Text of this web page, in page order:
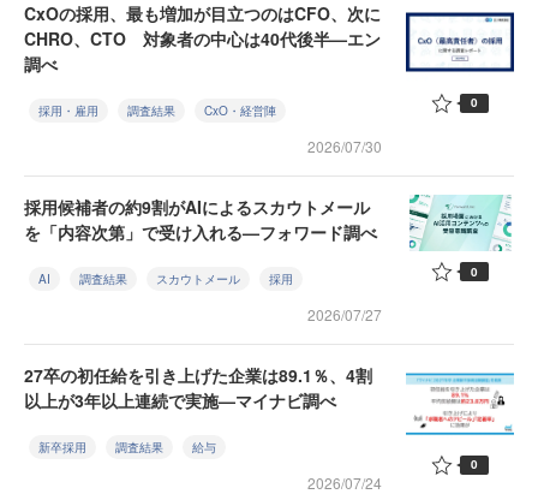
CxOの採用、最も増加が目立つのはCFO、次に
CHRO、CTO 対象者の中心は40代後半—エン
調べ
採用・雇用 調査結果 CxO・経営陣
2026/07/30
0
採用候補者の約9割がAIによるスカウトメール
を「内容次第」で受け入れる—フォワード調べ
AI 調査結果 スカウトメール 採用
2026/07/27
0
27卒の初任給を引き上げた企業は89.1％、4割
以上が3年以上連続で実施—マイナビ調べ
新卒採用 調査結果 給与
2026/07/24
0